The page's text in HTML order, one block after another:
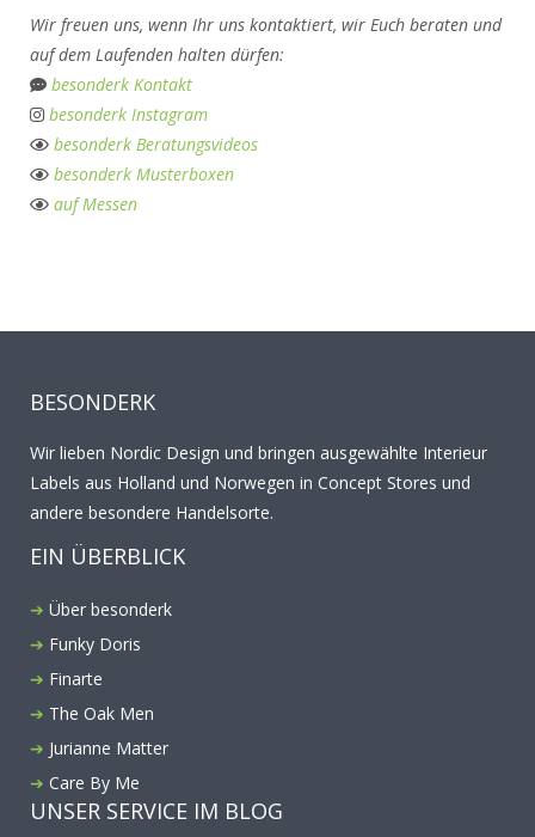
Wir freuen uns, wenn Ihr uns kontaktiert, wir Euch beraten und
auf dem Laufenden halten dürfen:
besonderk Kontakt
besonderk Instagram
besonderk Beratungsvideos
besonderk Musterboxen
auf Messen
BESONDERK
Wir lieben Nordic Design und bringen ausgewählte Interieur
Labels aus Holland und Norwegen in Concept Stores und
andere besondere Handelsorte.
EIN ÜBERBLICK
Über besonderk
Funky Doris
Finarte
The Oak Men
Jurianne Matter
Care By Me
UNSER SERVICE IM BLOG